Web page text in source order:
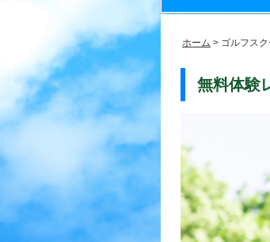
ホーム > ゴルフス
無料体験